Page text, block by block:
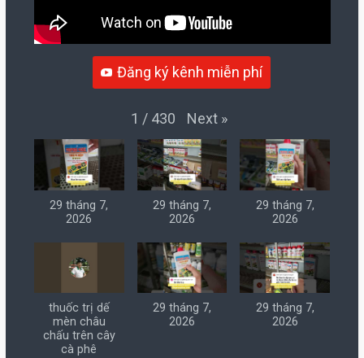
Đăng ký kênh miễn phí
1 / 430 Next »
29 tháng 7,
2026
29 tháng 7,
2026
29 tháng 7,
2026
thuốc trị dế
mèn châu
chấu trên cây
cà phê
29 tháng 7,
2026
29 tháng 7,
2026